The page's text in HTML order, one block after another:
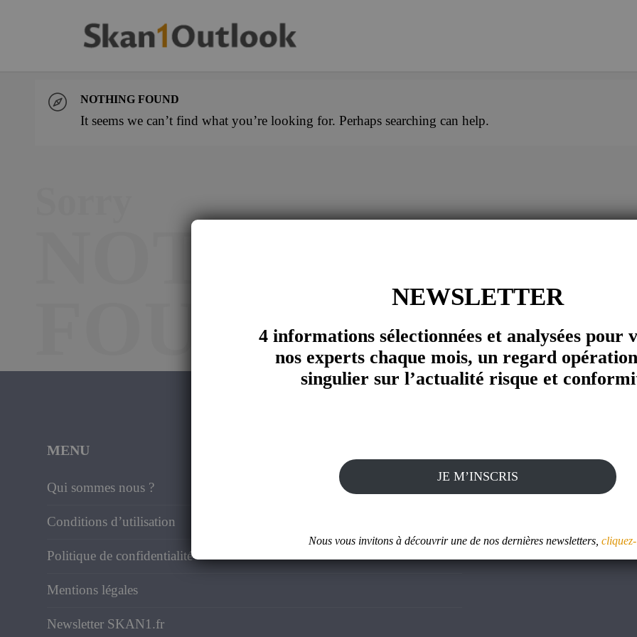
NOTHING FOUND
It seems we can’t find what you’re looking for. Perhaps searching can help.
FOUND
MENU
Qui sommes nous ?
Conditions d’utilisation
Politique de confidentialité
Mentions légales
Newsletter SKAN1.fr
Skan1 : Evaluateur
NEWSLETTER
4 informations sélectionnées et analysées pour
nos experts chaque mois, un regard
singulier sur l’actualité risque et
JE M’INSCRIS
Nous vous invitons à découvrir une de nos dernières newsletters,